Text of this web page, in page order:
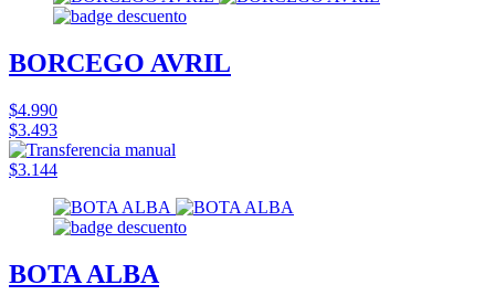
BORCEGO AVRIL
$4.990
$3.493
$3.144
BOTA ALBA